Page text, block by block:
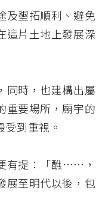
及墾拓順利、避免
這片土地上發展深
同時，也建構出屬
重要場所，廟宇的
到重視。
有提：「醮……，
展至明代以後，包